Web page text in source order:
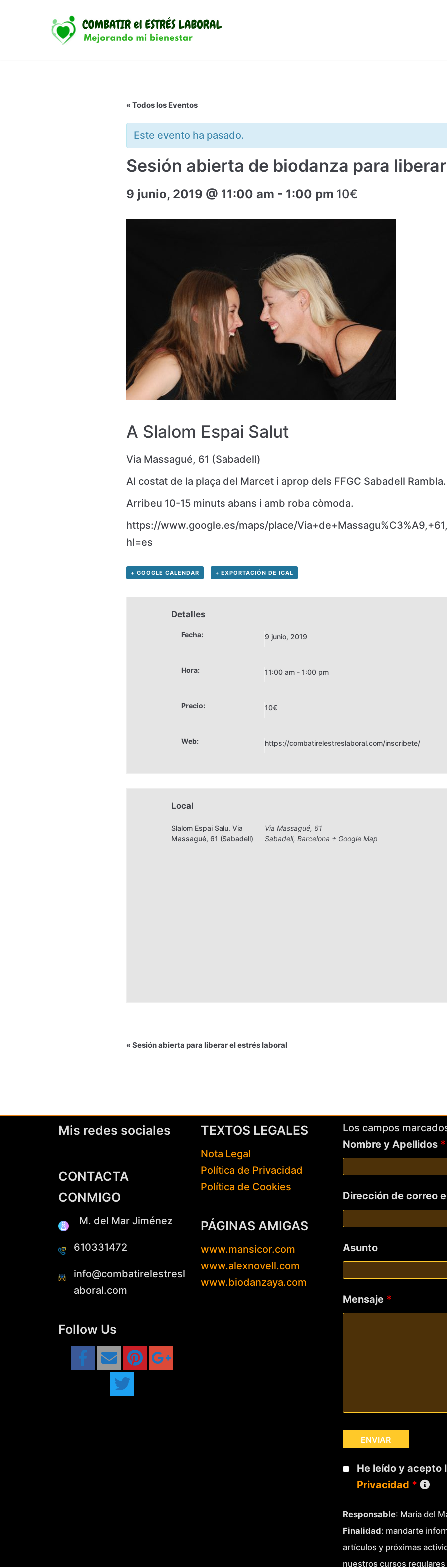
« Todos los Eventos
Este evento ha pasado.
Sesión abierta de biodanza para
9 junio, 2019 @ 11:00 am - 1:00 pm 10€
A Slalom Espai Salut
Via Massagué, 61 (Sabadell)
Al costat de la plaça del Marcet i aprop dels FFGC Sabadell Rambla.
Arribeu 10-15 minuts abans i amb roba còmoda.
https://www.google.es/maps/place/
hl=es
+ GOOGLE CALENDAR + EXPORTACIÓN DE ICAL
Detalles
Fecha: 9 junio, 2019
Hora: 11:00 am - 1:00 pm
Precio: 10€
Web: https://combatirelestreslaboral.com/inscribete/
Local
Slalom Espai Salu. Via
Massagué, 61 (Sabadell)
Via Massagué, 61
Sabadell, Barcelona + Google Map
«Sesión abierta para liberar el estrés laboral
Mis redes sociales
CONTACTA
CONMIGO
M. del Mar Jiménez
610331472
info@combatirelestresl
aboral.com
Follow Us
TEXTOS LEGALES
Nota Legal
Política de Privacidad
Política de Cookies
PÁGINAS AMIGAS
www.mansicor.com
www.alexnovell.com
www.biodanzaya.com
Los campos
Nombre y Apellidos *
Dirección de correo
Asunto
Mensaje *
He leído y acepto
Privacidad *
Responsable: María del
Finalidad: mandarte
artículos y próximas
nuestros cursos